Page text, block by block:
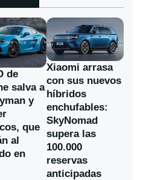
de
salva a
y
que
al
en
Xiaomi arrasa
con sus nuevos
híbridos
enchufables:
SkyNomad
supera las
100.000
reservas
anticipadas